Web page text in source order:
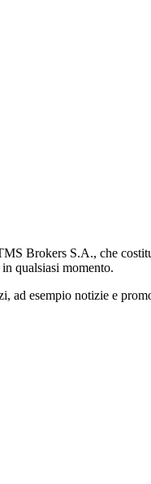
Brokers S.A., che
qualsiasi momento.
esempio notizie e